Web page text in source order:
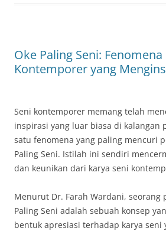
Oke Paling Seni: Fenomena
Kontemporer yang
Seni kontemporer memang telah
inspirasi yang luar biasa di kalangan
satu fenomena yang paling mencuri
Paling Seni. Istilah ini sendiri
dan keunikan dari karya seni
Menurut Dr. Farah Wardani, seorang
Paling Seni adalah sebuah konsep
bentuk apresiasi terhadap karya seni